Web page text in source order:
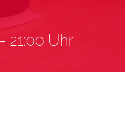
- 21:00 Uhr